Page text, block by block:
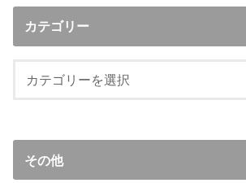
カテゴリー
その他